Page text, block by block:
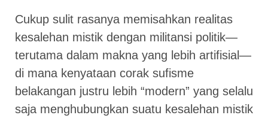
Cukup sulit rasanya memisahkan realitas
kesalehan mistik dengan militansi politik—
terutama dalam makna yang lebih artifisial—
di mana kenyataan corak sufisme
belakangan justru lebih “modern” yang selalu
saja menghubungkan suatu kesalehan mistik